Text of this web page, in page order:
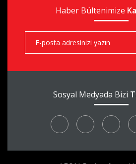
aks
Haber Bültenimize
Sosyal Medyada Bizi